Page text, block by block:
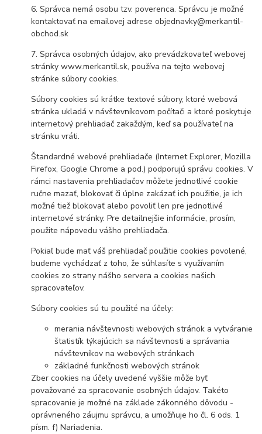
6. Správca nemá osobu tzv. poverenca. Správcu je možné
kontaktovať na emailovej adrese objednavky@merkantil-
obchod.sk
7. Správca osobných údajov, ako prevádzkovateľ webovej
stránky www.merkantil.sk, používa na tejto webovej
stránke súbory cookies.
Súbory cookies sú krátke textové súbory, ktoré webová
stránka ukladá v návštevníkovom počítači a ktoré poskytuje
internetový prehliadač zakaždým, keď sa používateľ na
stránku vráti.
Štandardné webové prehliadače (Internet Explorer, Mozilla
Firefox, Google Chrome a pod.) podporujú správu cookies. V
rámci nastavenia prehliadačov môžete jednotlivé cookie
ručne mazať, blokovať či úplne zakázať ich použitie, je ich
možné tiež blokovať alebo povoliť len pre jednotlivé
internetové stránky. Pre detailnejšie informácie, prosím,
použite nápovedu vášho prehliadača.
Pokiaľ bude mať váš prehliadač použitie cookies povolené,
budeme vychádzať z toho, že súhlasíte s využívaním
cookies zo strany nášho servera a cookies našich
spracovateľov.
Súbory cookies sú tu použité na účely:
merania návštevnosti webových stránok a vytváranie
štatistík týkajúcich sa návštevnosti a správania
návštevníkov na webových stránkach
základné funkčnosti webových stránok
Zber cookies na účely uvedené vyššie môže byť
považované za spracovanie osobných údajov. Takéto
spracovanie je možné na základe zákonného dôvodu -
oprávneného záujmu správcu, a umožňuje ho čl. 6 ods. 1
písm. f) Nariadenia.